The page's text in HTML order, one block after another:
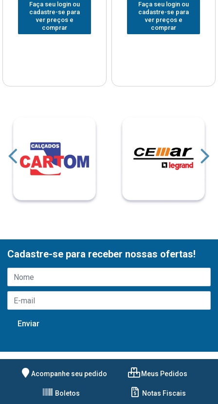
Faça seu login ou
cadastre-se para
ver preços e
comprar
Faça seu login ou
cadastre-se para
ver preços e
comprar
Cadastre-se para receber nossas ofertas!
Acompanhe seu pedido Meus Pedidos
Boletos Notas Fiscais